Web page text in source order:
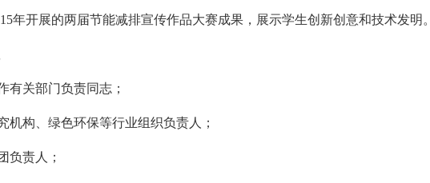
开展的两届节能减排宣传作品大赛成果，展示学生创新创意和技术发明。
关部门负责同志；
构、绿色环保等行业组织负责人；
责人；